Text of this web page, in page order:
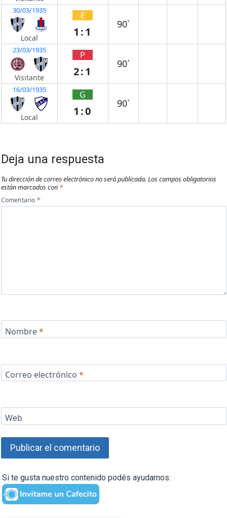
30/03/1935
Local
E
1:1
90`
23/03/1935
Visitante
P
2:1
90`
16/03/1935
Local
G
1:0
90`
Deja una respuesta
Tu dirección de correo electrónico no será publicada. Los campos obligatorios
están marcados con *
Comentario *
Nombre*
Correo electrónico *
Web
Si te gusta nuestro contenido podés ayudarnos: